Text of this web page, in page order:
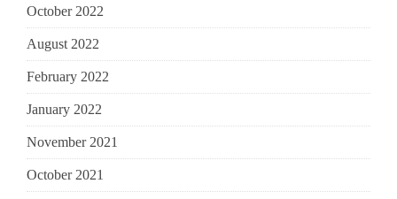
October 2022
August 2022
February 2022
January 2022
November 2021
October 2021